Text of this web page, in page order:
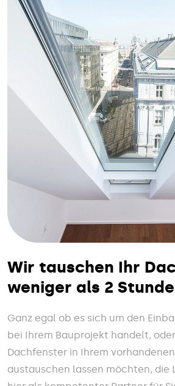
Wir tauschen Ihr
weniger als 2
Ganz egal ob es sich um den
bei Ihrem Bauprojekt handelt,
Dachfenster in Ihrem
austauschen lassen möchten, die